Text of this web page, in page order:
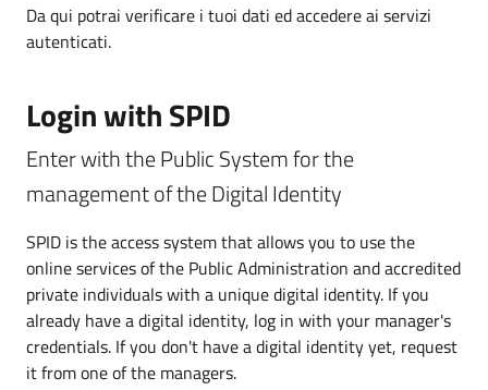
Da qui potrai verificare i tuoi dati ed accedere ai servizi
autenticati.
Login with SPID
Enter with the Public System for the
management of the Digital Identity
SPID is the access system that allows you to use the
online services of the Public Administration and accredited
private individuals with a unique digital identity. If you
already have a digital identity, log in with your manager's
credentials. If you don't have a digital identity yet, request
it from one of the managers.